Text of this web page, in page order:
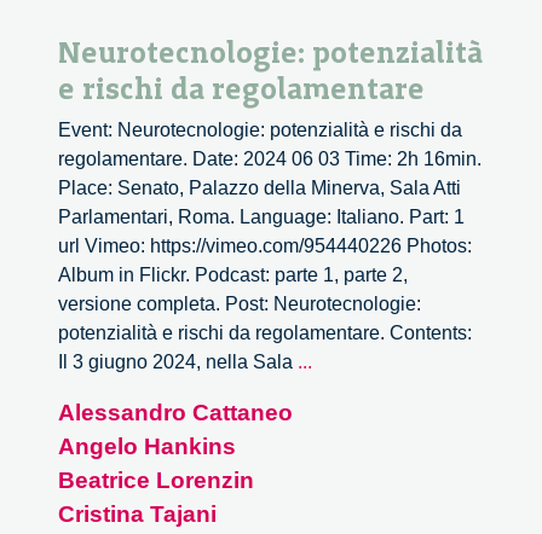
Neurotecnologie: potenzialità
e rischi da regolamentare
Event: Neurotecnologie: potenzialità e rischi da
regolamentare. Date: 2024 06 03 Time: 2h 16min.
Place: Senato, Palazzo della Minerva, Sala Atti
Parlamentari, Roma. Language: Italiano. Part: 1
url Vimeo: https://vimeo.com/954440226 Photos:
Album in Flickr. Podcast: parte 1, parte 2,
versione completa. Post: Neurotecnologie:
potenzialità e rischi da regolamentare. Contents:
Il 3 giugno 2024, nella Sala ...
Alessandro Cattaneo
Angelo Hankins
Beatrice Lorenzin
Cristina Tajani